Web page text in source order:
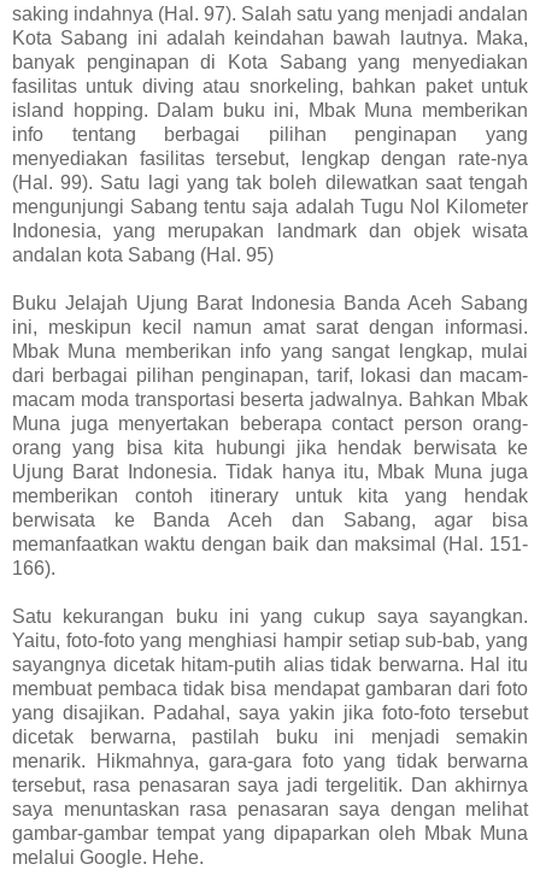
saking indahnya (Hal. 97). Salah satu yang menjadi andalan
Kota Sabang ini adalah keindahan bawah lautnya. Maka,
banyak penginapan di Kota Sabang yang menyediakan
fasilitas untuk diving atau snorkeling, bahkan paket untuk
island hopping. Dalam buku ini, Mbak Muna memberikan
info tentang berbagai pilihan penginapan yang
menyediakan fasilitas tersebut, lengkap dengan rate-nya
(Hal. 99). Satu lagi yang tak boleh dilewatkan saat tengah
mengunjungi Sabang tentu saja adalah Tugu Nol Kilometer
Indonesia, yang merupakan landmark dan objek wisata
andalan kota Sabang (Hal. 95)
Buku Jelajah Ujung Barat Indonesia Banda Aceh Sabang
ini, meskipun kecil namun amat sarat dengan informasi.
Mbak Muna memberikan info yang sangat lengkap, mulai
dari berbagai pilihan penginapan, tarif, lokasi dan macam-
macam moda transportasi beserta jadwalnya. Bahkan Mbak
Muna juga menyertakan beberapa contact person orang-
orang yang bisa kita hubungi jika hendak berwisata ke
Ujung Barat Indonesia. Tidak hanya itu, Mbak Muna juga
memberikan contoh itinerary untuk kita yang hendak
berwisata ke Banda Aceh dan Sabang, agar bisa
memanfaatkan waktu dengan baik dan maksimal (Hal. 151-
166).
Satu kekurangan buku ini yang cukup saya sayangkan.
Yaitu, foto-foto yang menghiasi hampir setiap sub-bab, yang
sayangnya dicetak hitam-putih alias tidak berwarna. Hal itu
membuat pembaca tidak bisa mendapat gambaran dari foto
yang disajikan. Padahal, saya yakin jika foto-foto tersebut
dicetak berwarna, pastilah buku ini menjadi semakin
menarik. Hikmahnya, gara-gara foto yang tidak berwarna
tersebut, rasa penasaran saya jadi tergelitik. Dan akhirnya
saya menuntaskan rasa penasaran saya dengan melihat
gambar-gambar tempat yang dipaparkan oleh Mbak Muna
melalui Google. Hehe.